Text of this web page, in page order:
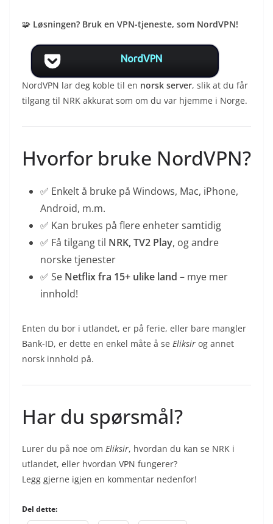
🧩 Løsningen? Bruk en VPN-tjeneste, som NordVPN!
NordVPN
NordVPN lar deg koble til en norsk server, slik at du får
tilgang til NRK akkurat som om du var hjemme i Norge.
Hvorfor bruke NordVPN?
✅ Enkelt å bruke på Windows, Mac, iPhone,
Android, m.m.
✅ Kan brukes på flere enheter samtidig
✅ Få tilgang til NRK, TV2 Play, og andre
norske tjenester
✅ Se Netflix fra 15+ ulike land – mye mer
innhold!
Enten du bor i utlandet, er på ferie, eller bare mangler
Bank-ID, er dette en enkel måte å se Eliksir og annet
norsk innhold på.
Har du spørsmål?
Lurer du på noe om Eliksir, hvordan du kan se NRK i
utlandet, eller hvordan VPN fungerer?
Legg gjerne igjen en kommentar nedenfor!
Del dette: